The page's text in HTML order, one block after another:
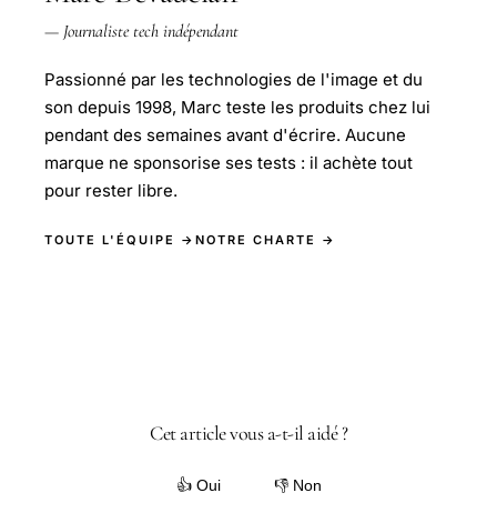
— Journaliste tech indépendant
Passionné par les technologies de l'image et du
son depuis 1998, Marc teste les produits chez lui
pendant des semaines avant d'écrire. Aucune
marque ne sponsorise ses tests : il achète tout
pour rester libre.
TOUTE L'ÉQUIPE → NOTRE CHARTE →
Cet article vous a-t-il aidé ?
👍 Oui 👎 Non